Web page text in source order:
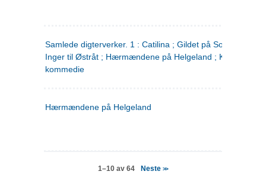
Samlede digterverker. 1 : Catilina ; Gildet på Solhaug ; Fru
Inger til Østråt ; Hærmændene på Helgeland ;
kommedie
Hærmændene på Helgeland
1–10 av 64 Neste>>